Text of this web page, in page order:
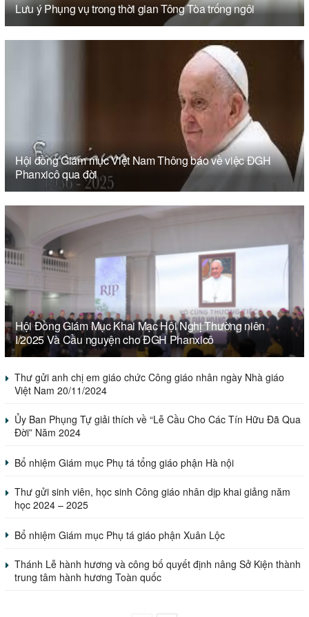
Lưu ý Phụng vụ trong thời gian Tông Tòa trống ngôi
Hội đồng Giám mục Việt Nam Thông báo về việc ĐGH
Phanxicô qua đời
Hội Đồng Giám Mục Khai Mạc Hội Nghị Thường niên
I/2025 Và Cầu nguyện cho ĐGH Phanxicô
Thư gửi anh chị em giáo chức Công giáo nhân ngày Nhà giáo
Việt Nam 20/11/2024
Ủy Ban Phụng Tự giải thích về “Lễ Cầu Cho Các Tín Hữu Đã Qua
Đời” Năm 2024
Bổ nhiệm Giám mục Phụ tá tổng giáo phận Hà nội
Thư gửi sinh viên, học sinh Công giáo nhân dịp khai giảng năm
học 2024 – 2025
Bổ nhiệm Giám mục Phụ tá giáo phận Xuân Lộc
Thánh Lễ hành hương và công bố quyết định nâng Sở Kiện thành
trung tâm hành hương Toàn quốc